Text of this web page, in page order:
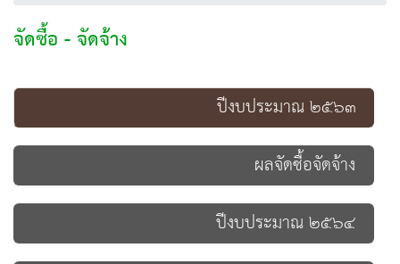
จัดซื้อ - จัดจ้าง
ปีงบประมาณ ๒๕๖๓
ผลจัดซื้อจัดจ้าง
ปีงบประมาณ ๒๕๖๔